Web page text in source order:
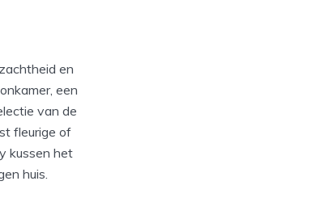
en
een
van de
fleurige of
kussen het
huis.